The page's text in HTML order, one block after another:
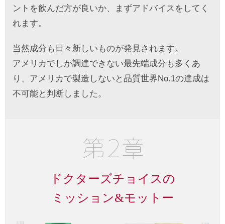
ントを飲んだ方が良いか、まずアドバイスをしてく
れます。
当然成分も日々新しいものが発見されます。
アメリカでしか調達できない最先端成分も多くあ
り、アメリカで製造しないと品質世界No.1の達成は
不可能と判断しました。
ドクターズチョイスの
ミッション&モットー